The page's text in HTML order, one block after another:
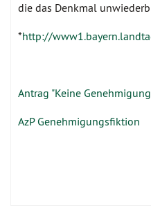
die das Denkmal
*http://
Antrag "Keine
AzP Genehmigungsfiktion